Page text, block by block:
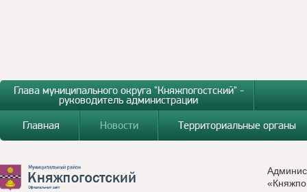
Глава муниципального округа "Княжпогостский" -
руководитель администрации
Главная
Новости Территориальные органы